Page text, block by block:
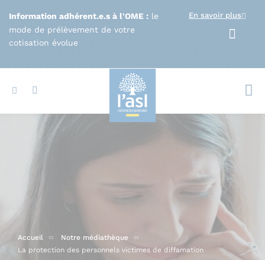
Information adhérent.e.s à l'OME : le
mode de prélèvement de votre
cotisation évolue
En savoir plus
Accueil
Notre médiathèque
La protection des personnels victimes de diffamation